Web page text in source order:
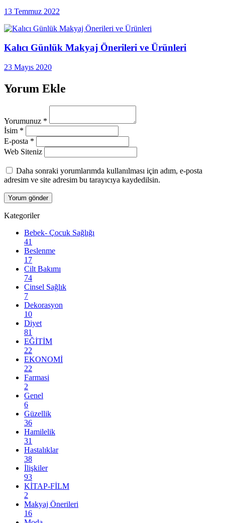
13 Temmuz 2022
Kalıcı Günlük Makyaj Önerileri ve Ürünleri
23 Mayıs 2020
Yorum Ekle
Yorumunuz *
İsim *
E-posta *
Web Siteniz
Daha sonraki yorumlarımda kullanılması için adım, e-posta
adresim ve site adresim bu tarayıcıya kaydedilsin.
Kategoriler
Bebek- Çocuk Sağlığı
41
Beslenme
17
Cilt Bakımı
74
Cinsel Sağlık
7
Dekorasyon
10
Diyet
81
EĞİTİM
22
EKONOMİ
22
Farmasi
2
Genel
6
Güzellik
36
Hamilelik
31
Hastalıklar
38
İlişkiler
93
KİTAP-FİLM
2
Makyaj Önerileri
16